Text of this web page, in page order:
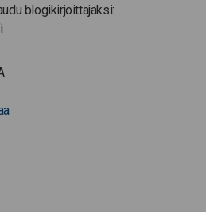
blogikirjoittajaksi: